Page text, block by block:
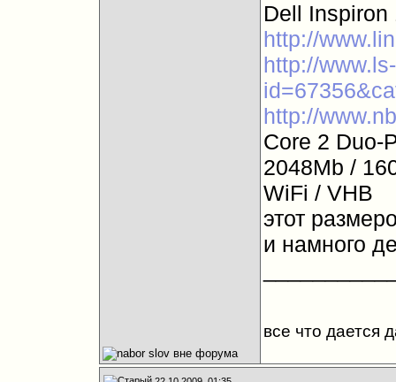
Dell Inspiron
http://
http://
http://
Core 2 Duo-
2048Mb /
WiFi / VHB
этот
и намного
все что дается